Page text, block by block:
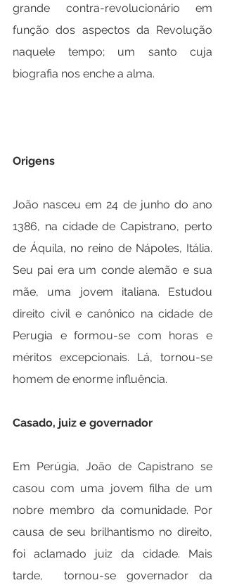
grande contra-revolucionário em
função dos aspectos da Revolução
naquele tempo; um santo cuja
biografia nos enche a alma.
Origens
João nasceu em 24 de junho do ano
1386, na cidade de Capistrano, perto
de Áquila, no reino de Nápoles, Itália.
Seu pai era um conde alemão e sua
mãe, uma jovem italiana. Estudou
direito civil e canônico na cidade de
Perugia e formou-se com horas e
méritos excepcionais. Lá, tornou-se
homem de enorme influência.
Casado, juiz e governador
Em Perúgia, João de Capistrano se
casou com uma jovem filha de um
nobre membro da comunidade. Por
causa de seu brilhantismo no direito,
foi aclamado juiz da cidade. Mais
tarde,  tornou-se governador da